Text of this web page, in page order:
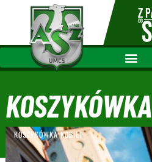
KOSZYKÓWKA
KOBIET
KOSZYKÓWKA KOBIET